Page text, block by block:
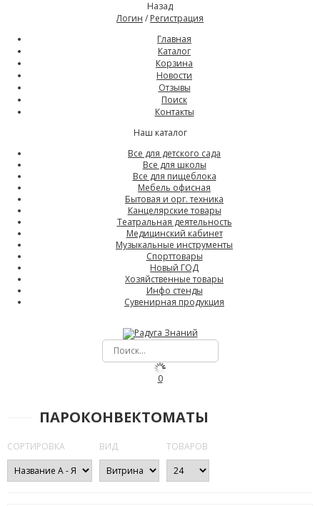
Назад
Логин / Регистрация
Главная
Каталог
Корзина
Новости
Отзывы
Поиск
Контакты
Наш каталог
Все для детского сада
Все для школы
Все для пищеблока
Мебель офисная
Бытовая и орг. техника
Канцелярские товары
Театральная деятельность
Медицинский кабинет
Музыкальные инструменты
Спорттовары
Новый ГОД
Хозяйственные товары
Инфо стенды
Сувенирная продукция
0
ПАРОКОНВЕКТОМАТЫ
СОРТИРОВКА ВИД ТОВАРОВ